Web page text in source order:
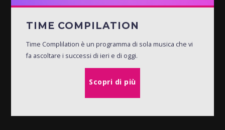
TIME COMPILATION
Time Complilation è un programma di sola musica che vi
fa ascoltare i successi di ieri e di oggi.
Scopri di più